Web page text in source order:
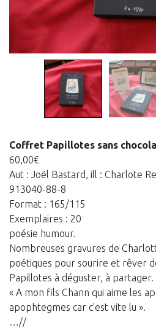
Livres d’artiste
Ficelle noire
Auteurs
Beaux-Arts
Peintures
Dessins
Installations
L’actualité
CV
Mon Compte
Panier
Panier
Contact
Coffret Papillotes sans
60,00€
Aut : Joël Bastard, ill : Charlote
913040-88-8
Format : 165/115
Exemplaires : 20
poésie humour.
Nombreuses gravures de
poétiques pour sourire et rêver
Papillotes à déguster, à partager.
« A mon fils Chann qui aime les
apophtegmes car c’est vite lu ».
…//